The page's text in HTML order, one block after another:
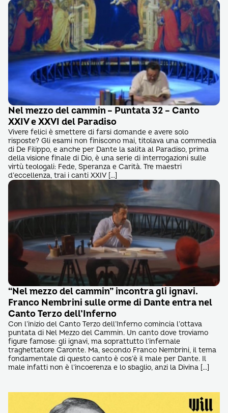
Nel mezzo del cammin – Puntata 32 – Canto
XXIV e XXVI del Paradiso
Vivere felici è smettere di farsi domande e avere solo
risposte? Gli esami non finiscono mai, titolava una commedia
di De Filippo, e anche per Dante la salita al Paradiso, prima
della visione finale di Dio, è una serie di interrogazioni sulle
virtù teologali: Fede, Speranza e Carità. Tre maestri
d’eccellenza, trai i canti XXIV […]
“Nel mezzo del cammin” incontra gli ignavi.
Franco Nembrini sulle orme di Dante entra nel
Canto Terzo dell’Inferno
Con l’inizio del Canto Terzo dell’Inferno comincia l’ottava
puntata di Nel Mezzo del Cammin. Un canto dove troviamo
figure famose: gli ignavi, ma soprattutto l’infernale
traghettatore Caronte. Ma, secondo Franco Nembrini, il tema
fondamentale di questo canto è cos’è il male per Dante. Il
male infatti non è l’incoerenza e lo sbaglio, anzi la Divina […]